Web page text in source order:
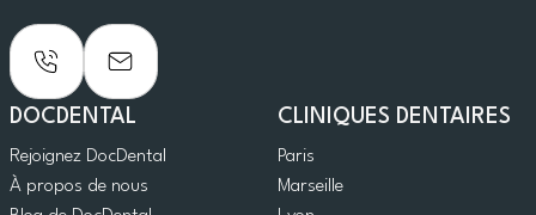
DOCDENTAL
Rejoignez DocDental
À propos de nous
CLINIQUES DENTAIRES
Paris
Marseille